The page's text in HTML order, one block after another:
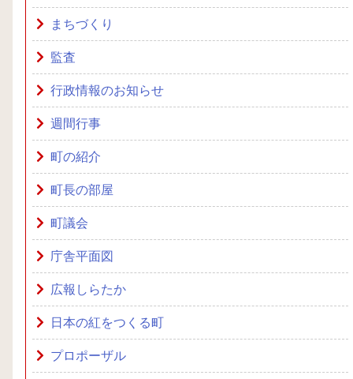
まちづくり
監査
行政情報のお知らせ
週間行事
町の紹介
町長の部屋
町議会
庁舎平面図
広報しらたか
日本の紅をつくる町
プロポーザル